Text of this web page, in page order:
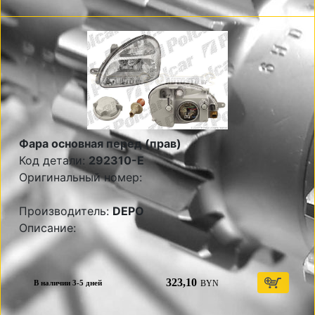
Фара основная перед (прав)
Код детали:292310-E
Оригинальный номер:
Производитель:DEPO
Описание:
В наличии 3-5 дней 323,10 BYN